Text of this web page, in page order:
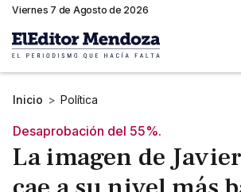
Viernes 7 de Agosto de 2026
Inicio > Política
Desaprobación del 55%.
La imagen de